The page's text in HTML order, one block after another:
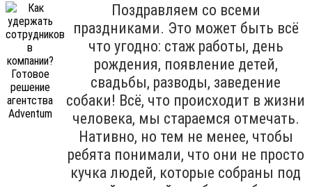
Поздравляем со всеми
праздниками. Это может быть всё
что угодно: стаж работы, день
рождения, появление детей,
свадьбы, разводы, заведение
собаки! Всё, что происходит в жизни
человека, мы стараемся отмечать.
Нативно, но тем не менее, чтобы
ребята понимали, что они не просто
кучка людей, которые собраны под